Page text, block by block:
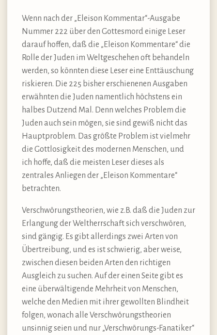
Wenn nach der „Eleison Kommentar“-Ausgabe
Nummer 222 über den Gottesmord einige Leser
darauf hoffen, daß die „Eleison Kommentare“ die
Rolle der Juden im Weltgeschehen oft behandeln
werden, so könnten diese Leser eine Enttäuschung
riskieren. Die 225 bisher erschienenen Ausgaben
erwähnten die Juden namentlich höchstens ein
halbes Dutzend Mal. Denn welches Problem die
Juden auch sein mögen, sie sind gewiß nicht das
Hauptproblem. Das größte Problem ist vielmehr
die Gottlosigkeit des modernen Menschen, und
ich hoffe, daß die meisten Leser dieses als
zentrales Anliegen der „Eleison Kommentare“
betrachten.
Verschwörungstheorien, wie z.B. daß die Juden zur
Erlangung der Weltherrschaft sich verschwören,
sind gängig. Es gibt allerdings zwei Arten von
Übertreibung, und es ist schwierig, aber weise,
zwischen diesen beiden Arten den richtigen
Ausgleich zu suchen. Auf der einen Seite gibt es
eine überwältigende Mehrheit von Menschen,
welche den Medien mit ihrer gewollten Blindheit
folgen, wonach alle Verschwörungstheorien
unsinnig seien und nur „Verschwörungs-Fanatiker“